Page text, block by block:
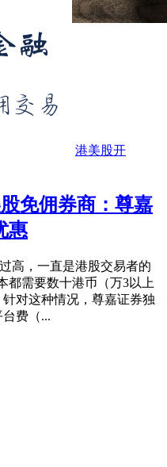
港美股开
免佣券商：尊嘉
惠
高，一直是港股交易者的
都需要数十港币（万3以上
对这种情况，尊嘉证券独
费（...